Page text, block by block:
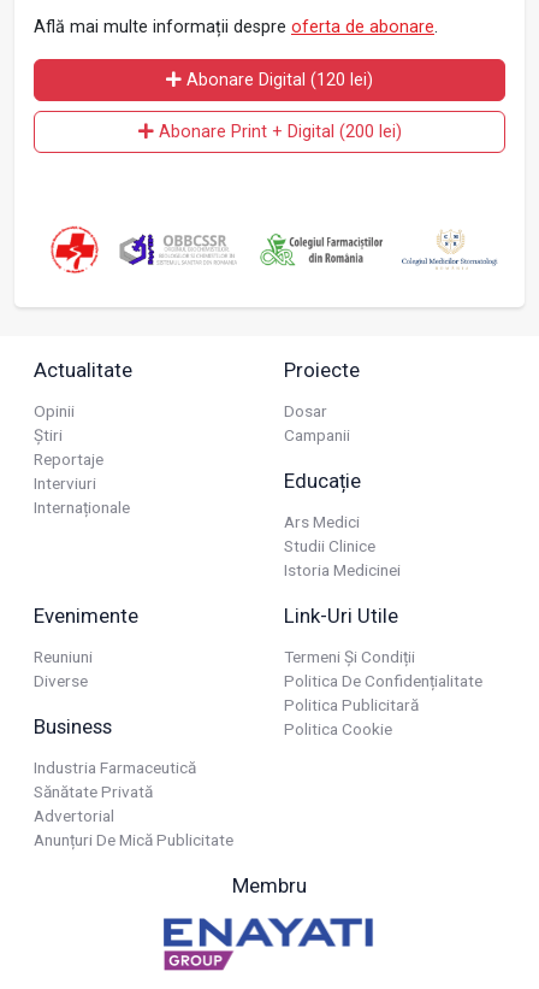
Află mai multe informații despre oferta de abonare.
Abonare Digital (120 lei)
Abonare Print + Digital (200 lei)
Actualitate
Opinii
Știri
Reportaje
Interviuri
Internaționale
Proiecte
Dosar
Campanii
Educație
Ars Medici
Studii Clinice
Istoria Medicinei
Evenimente
Reuniuni
Diverse
Business
Industria Farmaceutică
Sănătate Privată
Advertorial
Anunțuri De Mică Publicitate
Link-Uri Utile
Termeni Și Condiții
Politica De Confidențialitate
Politica Publicitară
Politica Cookie
Membru